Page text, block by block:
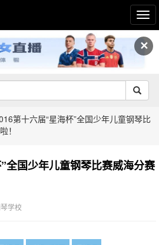
✕
第十六届“星海杯”全国少年儿童钢琴比
！
全国少年儿童钢琴比赛威海分赛
学校